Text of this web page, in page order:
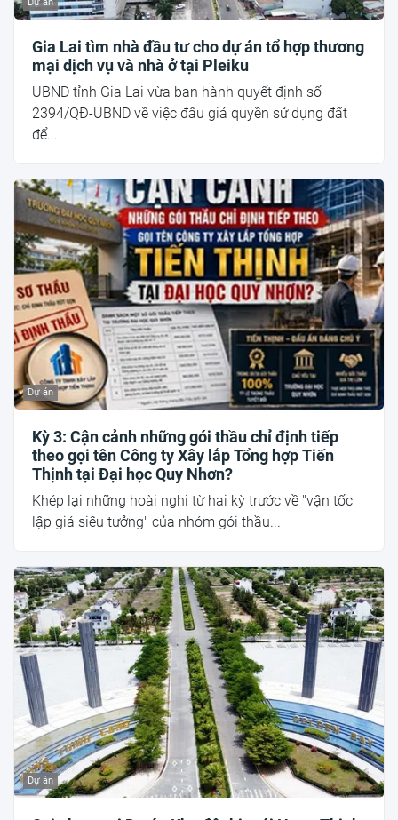
Gia Lai tìm nhà đầu tư cho dự án tổ hợp thương
mại dịch vụ và nhà ở tại Pleiku
UBND tỉnh Gia Lai vừa ban hành quyết định số
2394/QĐ-UBND về việc đấu giá quyền sử dụng đất
để...
Dự án
Kỳ 3: Cận cảnh những gói thầu chỉ định tiếp
theo gọi tên Công ty Xây lắp Tổng hợp Tiến
Thịnh tại Đại học Quy Nhơn?
Khép lại những hoài nghi từ hai kỳ trước về "vận tốc
lập giá siêu tưởng" của nhóm gói thầu...
Dự án